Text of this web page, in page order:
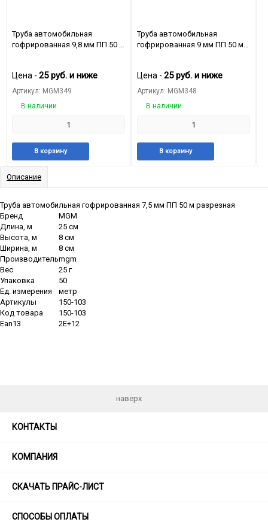
Труба автомобильная
гофрированная 9,8 мм ПП 50 м
Цена - 25руб. и ниже
Артикул: MGM349
В наличии
В корзину
Труба автомобильная
гофрированная 9 мм ПП 50 м
Цена - 25руб. и ниже
Артикул: MGM348
В наличии
В корзину
Описание
Труба автомобильная гофрированная 7,5 мм ПП 50 м разрезная
Бренд
MGM
Длина, м
25 см
Высота, м
8 см
Ширина, м
8 см
Производительmgm
Вес
25 г
Упаковка
50
Ед. измерения
метр
Артикулы
150-103
Код товара
150-103
Ean13
2E+12
наверх
КОНТАКТЫ
КОМПАНИЯ
СКАЧАТЬ ПРАЙС-ЛИСТ
СПОСОБЫ ОПЛАТЫ